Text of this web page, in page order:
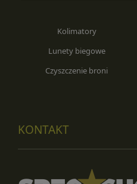
Kolimatory
Lunety biegowe
Czyszczenie broni
KONTAKT